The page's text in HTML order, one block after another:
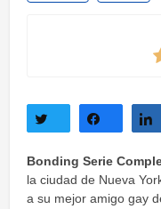
Bonding Serie
la ciudad de Nueva
a su mejor amigo gay